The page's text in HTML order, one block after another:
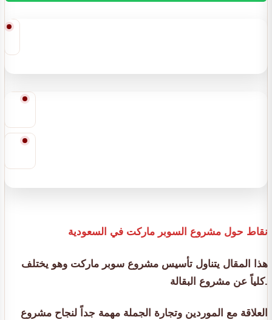
نقاط حول مشروع السوبر ماركت في السعودية
هذا المقال يتناول تأسيس مشروع سوبر ماركت وهو يختلف
كلياً عن مشروع البقالة.
العلاقة مع الموردين وتجارة الجملة مهمة جداً لنجاح مشروع